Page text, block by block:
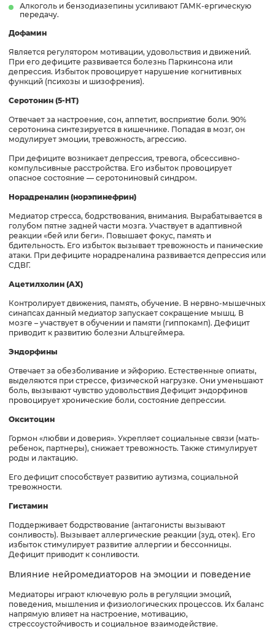
Алкоголь и бензодиазепины усиливают ГАМК-ергическую
передачу.
Дофамин
Является регулятором мотивации, удовольствия и движений.
При его дефиците развивается болезнь Паркинсона или
депрессия. Избыток провоцирует нарушение когнитивных
функций (психозы и шизофрения).
Серотонин (5-HT)
Отвечает за настроение, сон, аппетит, восприятие боли. 90%
серотонина синтезируется в кишечнике. Попадая в мозг, он
модулирует эмоции, тревожность, агрессию.
При дефиците возникает депрессия, тревога, обсессивно-
компульсивные расстройства. Его избыток провоцирует
опасное состояние — серотониновый синдром.
Норадреналин (норэпинефрин)
Медиатор стресса, бодрствования, внимания. Вырабатывается в
голубом пятне задней части мозга. Участвует в адаптивной
реакции «бей или беги». Повышает фокус, память и
бдительность. Его избыток вызывает тревожность и панические
атаки. При дефиците норадреналина развивается депрессия или
СДВГ.
Ацетилхолин (АХ)
Контролирует движения, память, обучение. В нервно-мышечных
синапсах данный медиатор запускает сокращение мышц. В
мозге – участвует в обучении и памяти (гиппокамп). Дефицит
приводит к развитию болезни Альцгеймера.
Эндорфины
Отвечает за обезболивание и эйфорию. Естественные опиаты,
выделяются при стрессе, физической нагрузке. Они уменьшают
боль, вызывают чувство удовольствия Дефицит эндорфинов
провоцирует хронические боли, состояние депрессии.
Окситоцин
Гормон «любви и доверия». Укрепляет социальные связи (мать-
ребенок, партнеры), снижает тревожность. Также стимулирует
роды и лактацию.
Его дефицит способствует развитию аутизма, социальной
тревожности.
Гистамин
Поддерживает бодрствование (антагонисты вызывают
сонливость). Вызывает аллергические реакции (зуд, отек). Его
избыток стимулирует развитие аллергии и бессонницы.
Дефицит приводит к сонливости.
Влияние нейромедиаторов на эмоции и поведение
Медиаторы играют ключевую роль в регуляции эмоций,
поведения, мышления и физиологических процессов. Их баланс
напрямую влияет на настроение, мотивацию,
стрессоустойчивость и социальное взаимодействие.